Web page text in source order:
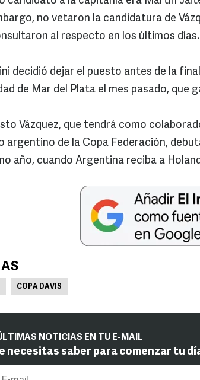
no vetaron la candidatura de
al respecto en los últimos días.
decidió dejar el puesto antes de la
de Mar del Plata el mes pasado, que
Vázquez, que tendrá como
argentino de la Copa Federación,
año, cuando Argentina reciba a
COPA DAVIS
NOTICIAS EN TU E-MAIL
necesitas saber para comenzar tu